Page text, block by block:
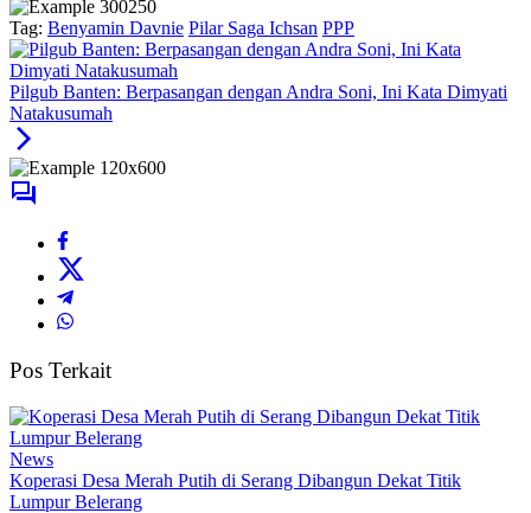
Tag: Benyamin Davnie Pilar Saga Ichsan PPP
Pilgub Banten: Berpasangan dengan Andra Soni, Ini Kata Dimyati
Natakusumah
Pos Terkait
News
Koperasi Desa Merah Putih di Serang Dibangun Dekat Titik
Lumpur Belerang